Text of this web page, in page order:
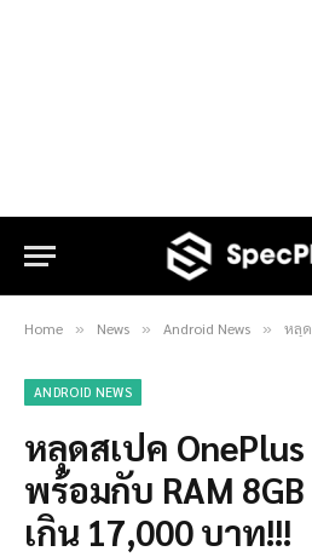
Home » News » Android News » หลุดสเป
ANDROID NEWS
หลุดสเปค
พร้อมกับ RAM
เกิน 17,000 บาท!!!